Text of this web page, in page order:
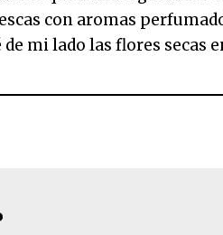
con aromas
mi lado las flores secas